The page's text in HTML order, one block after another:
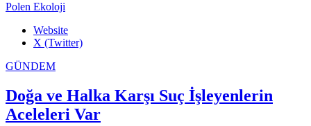
Polen Ekoloji
Website
X (Twitter)
GÜNDEM
Doğa ve Halka Karşı Suç İşleyenlerin
Aceleleri Var